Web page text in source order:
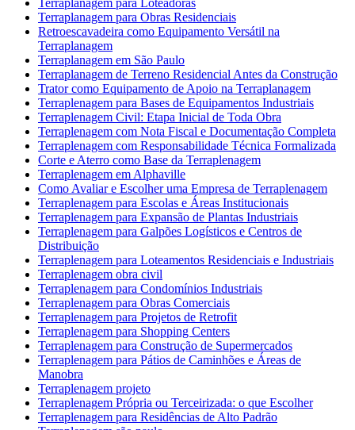
Terraplanagem para Obras Residenciais
Retroescavadeira como Equipamento Versátil na
Terraplanagem
Terraplanagem em São Paulo
Terraplanagem de Terreno Residencial Antes da Construção
Trator como Equipamento de Apoio na Terraplanagem
Terraplenagem para Bases de Equipamentos Industriais
Terraplenagem Civil: Etapa Inicial de Toda Obra
Terraplenagem com Nota Fiscal e Documentação Completa
Terraplenagem com Responsabilidade Técnica Formalizada
Corte e Aterro como Base da Terraplenagem
Terraplenagem em Alphaville
Como Avaliar e Escolher uma Empresa de Terraplenagem
Terraplenagem para Escolas e Áreas Institucionais
Terraplenagem para Expansão de Plantas Industriais
Terraplenagem para Galpões Logísticos e Centros de
Distribuição
Terraplenagem para Loteamentos Residenciais e Industriais
Terraplenagem obra civil
Terraplenagem para Condomínios Industriais
Terraplenagem para Obras Comerciais
Terraplenagem para Projetos de Retrofit
Terraplenagem para Shopping Centers
Terraplenagem para Construção de Supermercados
Terraplenagem para Pátios de Caminhões e Áreas de
Manobra
Terraplenagem projeto
Terraplenagem Própria ou Terceirizada: o que Escolher
Terraplenagem para Residências de Alto Padrão